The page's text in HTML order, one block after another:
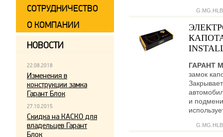
ГАРАНТ
замок
и
СОТРУДНИЧЕСТВО
О КОМПАНИИ
НОВОСТИ
22.08.2018
Изменения в
конструкции замка
Гарант Блок
27.10.2015
Скидка на КАСКО для
владельцев Гарант
Блок